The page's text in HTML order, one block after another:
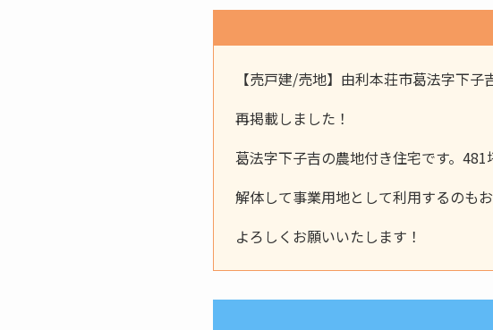
【売戸建/売地】由利本荘市葛法字下
再掲載しました！
葛法字下子吉の農地付き住宅です。
解体して事業用地として利用するのもお
よろしくお願いいたします！